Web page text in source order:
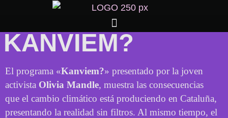
KANVIEM?
El programa «Kanviem?» presentado por la joven
activista Olivia Mandle, muestra las consecuencias
que el cambio climático está produciendo en Cataluña,
presentando la realidad sin filtros. Al mismo tiempo, el